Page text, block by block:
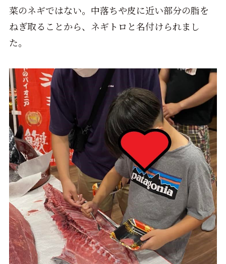
菜のネギではない。中落ちや皮に近い部分の脂を
ねぎ取ることから、ネギトロと名付けられまし
た。